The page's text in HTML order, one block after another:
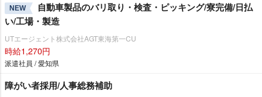
NEW
自動車製品のバリ取り・検査・ピッキング/寮完備/日払
い/工場・製造
UTエージェント株式会社AGT東海第一CU
時給1,270円
派遣社員 / 愛知県
障がい者採用/人事総務補助